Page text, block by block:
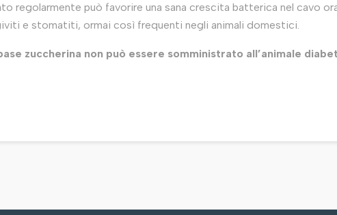
regolarmente può favorire una sana crescita batterica nel cavo
e stomatiti, ormai così frequenti negli animali domestici.
zuccherina non può essere somministrato all’animale